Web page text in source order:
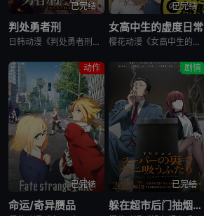
已完结
判处勇者刑
日韩动漫《判处勇者刑》又名：勇者刑に処す,勇者处刑 惩罚勇者9004队服刑记录,勇者刑に処す 懲罰勇者9004隊刑務記録，讲述了：勇者刑是最严重的刑罚。犯了大罪被判处勇者刑的人，将受到勇者的惩罚。所谓
已完结
女高中生的虚度日常
樱花动漫《女高中生的虚度日常》又名：女子高中生的虚度日常,女高中生的无所事事,女高中生的浪费青春,Wasteful Days of High School Girls,女子高生の無駄づかい，讲述了：性
动作
已完结
命运/奇异赝品
剧情
已完结
躲在超市后门抽烟的两人